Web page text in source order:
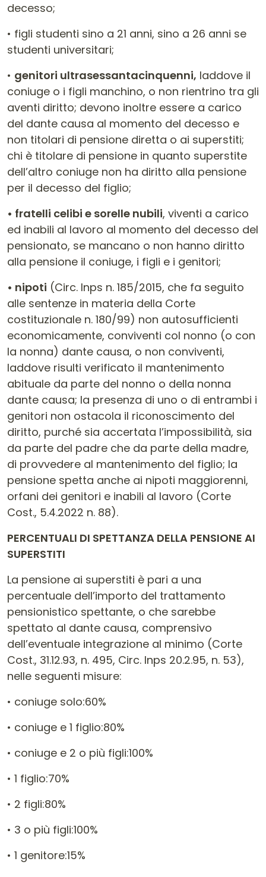
decesso;
• figli studenti sino a 21 anni, sino a 26 anni se
studenti universitari;
• genitori ultrasessantacinquenni, laddove il
coniuge o i figli manchino, o non rientrino tra gli
aventi diritto; devono inoltre essere a carico
del dante causa al momento del decesso e
non titolari di pensione diretta o ai superstiti;
chi è titolare di pensione in quanto superstite
dell’altro coniuge non ha diritto alla pensione
per il decesso del figlio;
• fratelli celibi e sorelle nubili, viventi a carico
ed inabili al lavoro al momento del decesso del
pensionato, se mancano o non hanno diritto
alla pensione il coniuge, i figli e i genitori;
• nipoti (Circ. Inps n. 185/2015, che fa seguito
alle sentenze in materia della Corte
costituzionale n. 180/99) non autosufficienti
economicamente, conviventi col nonno (o con
la nonna) dante causa, o non conviventi,
laddove risulti verificato il mantenimento
abituale da parte del nonno o della nonna
dante causa; la presenza di uno o di entrambi i
genitori non ostacola il riconoscimento del
diritto, purché sia accertata l’impossibilità, sia
da parte del padre che da parte della madre,
di provvedere al mantenimento del figlio; la
pensione spetta anche ai nipoti maggiorenni,
orfani dei genitori e inabili al lavoro (Corte
Cost., 5.4.2022 n. 88).
PERCENTUALI DI SPETTANZA DELLA PENSIONE AI
SUPERSTITI
La pensione ai superstiti è pari a una
percentuale dell’importo del trattamento
pensionistico spettante, o che sarebbe
spettato al dante causa, comprensivo
dell’eventuale integrazione al minimo (Corte
Cost., 31.12.93, n. 495, Circ. Inps 20.2.95, n. 53),
nelle seguenti misure:
• coniuge solo:60%
• coniuge e 1 figlio:80%
• coniuge e 2 o più figli:100%
• 1 figlio:70%
• 2 figli:80%
• 3 o più figli:100%
• 1 genitore:15%